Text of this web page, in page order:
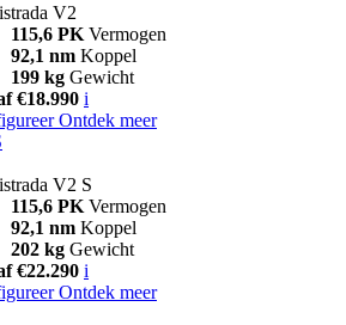
V2
115,6 PK Vermogen
92,1 nm Koppel
199 kg Gewicht
€18.990 i
Ontdek meer
V2 S
115,6 PK Vermogen
92,1 nm Koppel
202 kg Gewicht
€22.290 i
Ontdek meer